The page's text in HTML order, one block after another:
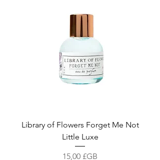
Library of Flowers Forget Me Not
Little Luxe
Prix
15,00 £GB